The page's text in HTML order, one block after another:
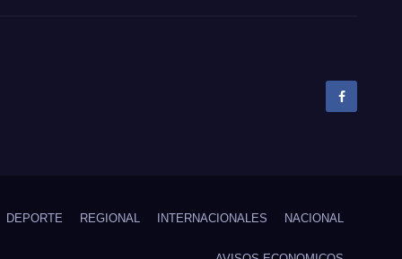
DEPORTE REGIONAL INTERNACIONALES NACIONAL